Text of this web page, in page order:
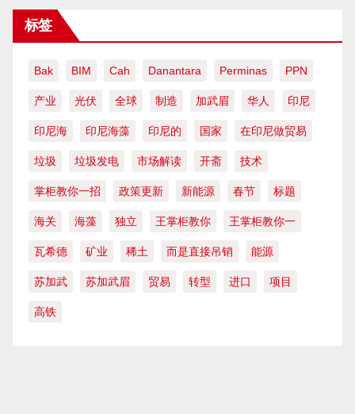
标签
Bak BIM Cah Danantara Perminas PPN
产业 光伏 全球 制造 加武眉 华人 印尼
印尼海 印尼海藻 印尼的 国家 在印尼做贸易
垃圾 垃圾发电 市场解读 开斋 技术
掌柜教你一招 政策更新 新能源 春节 标题
海关 海藻 独立 王掌柜教你 王掌柜教你一
瓦希德 矿业 稀土 而是直接吊销 能源
苏加武 苏加武眉 贸易 转型 进口 项目
高铁